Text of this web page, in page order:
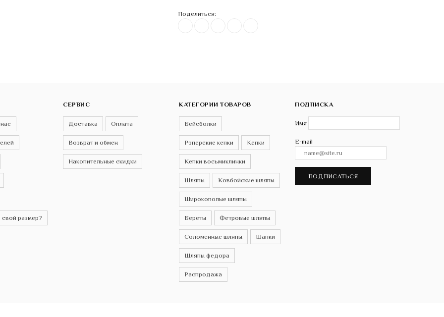
Поделиться:
размер?
СЕРВИС
Доставка Оплата
Возврат и обмен
Накопительные скидки
КАТЕГОРИИ ТОВАРОВ
Бейсболки
Рэперские кепки Кепки
Кепки восьмиклинки
Шляпы Ковбойские шляпы
Широкополые шляпы
Береты Фетровые шляпы
Соломенные шляпы Шапки
Шляпы федора
Распродажа
ПОДПИСКА
Имя
E-mail
ПОДПИСАТЬСЯ